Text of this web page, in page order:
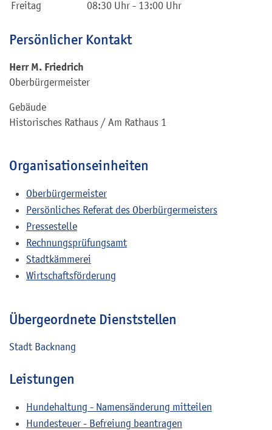
Freitag
08:30 Uhr - 13:00 Uhr
Persönlicher Kontakt
Herr M. Friedrich
Oberbürgermeister
Gebäude
Historisches Rathaus / Am Rathaus 1
Organisationseinheiten
Oberbürgermeister
Persönliches Referat des Oberbürgermeisters
Pressestelle
Rechnungsprüfungsamt
Stadtkämmerei
Wirtschaftsförderung
Übergeordnete Dienststellen
Stadt Backnang
Leistungen
Hundehaltung - Namensänderung mitteilen
Hundesteuer - Befreiung beantragen